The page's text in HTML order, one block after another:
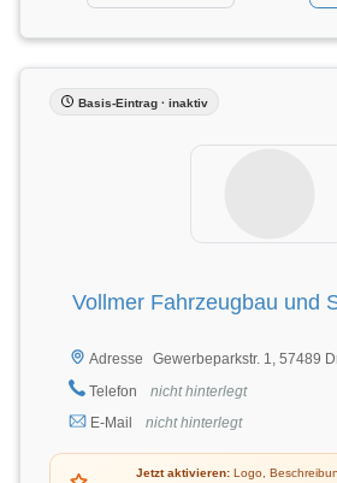
Basis-Eintrag · inaktiv
Vollmer Fahrzeugbau und
Adresse
Gewerbeparkstr. 1, 57489
Telefon
nicht hinterlegt
E-Mail
nicht hinterlegt
Jetzt aktivieren: Logo,